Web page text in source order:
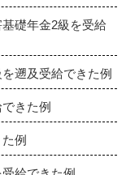
礎年金2級を受給
遡及受給できた例
きた例
例